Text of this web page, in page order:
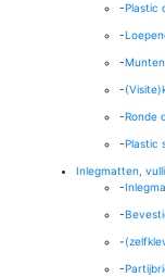
-Plastic
-
-
-
-Ronde
-Plastic
Inlegmatten,
-
-
-
-